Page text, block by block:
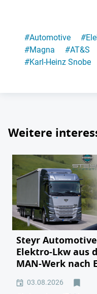
#Automotive #
#Magna #AT&S
#Karl-Heinz Snobe
Weitere
Steyr
Elektro-Lkw aus
MAN-Werk nach
03.08.2026